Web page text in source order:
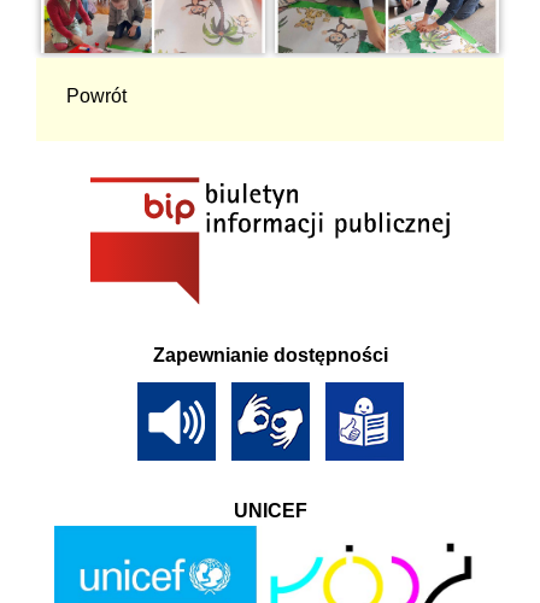
Powrót
Zapewnianie dostępności
UNICEF